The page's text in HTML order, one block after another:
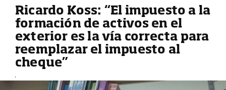
Ricardo Koss: “El impuesto a la
formación de activos en el
exterior es la vía correcta para
reemplazar el impuesto al
cheque”